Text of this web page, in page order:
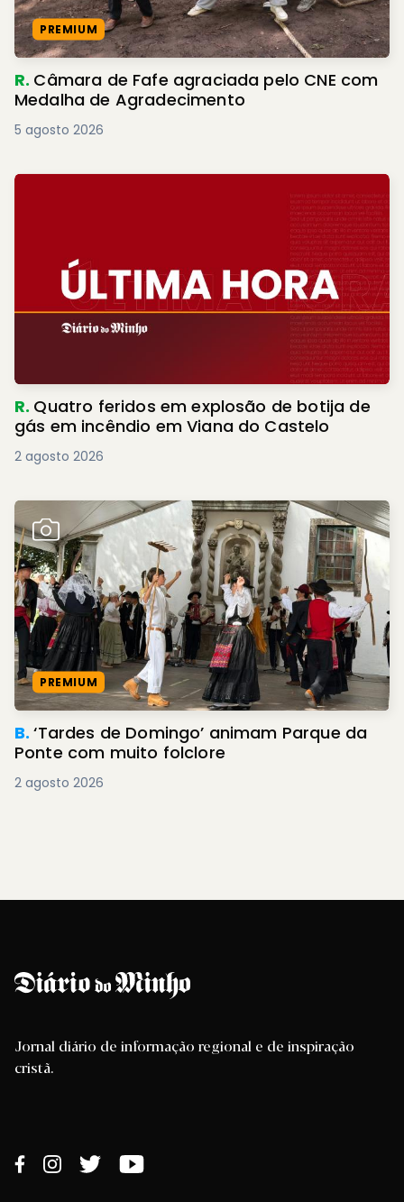
PREMIUM
R. Câmara de Fafe agraciada pelo CNE com
Medalha de Agradecimento
5 agosto 2026
R. Quatro feridos em explosão de botija de
gás em incêndio em Viana do Castelo
2 agosto 2026
PREMIUM
B.‘Tardes de Domingo’ animam Parque da
Ponte com muito folclore
2 agosto 2026
Jornal diário de informação regional e de inspiração
cristã.